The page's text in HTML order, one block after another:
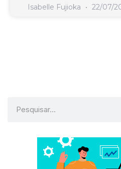
Isabelle Fujioka 22/07/